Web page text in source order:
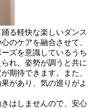
る軽快な楽しいダンス
のケアを融合させて、
ズを意識しているうち
れ、姿勢が調うと共に
期待できます。また、
があり、気の巡りがよ
はしませんので、安心